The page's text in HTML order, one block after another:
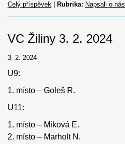
Celý příspěvek Rubrika: Napsali o nás
VC Žiliny 3. 2. 2024
3. 2. 2024
U9:
1. místo – Goleš R.
U11:
1. místo – Miková E.
2. místo – Marholt N.